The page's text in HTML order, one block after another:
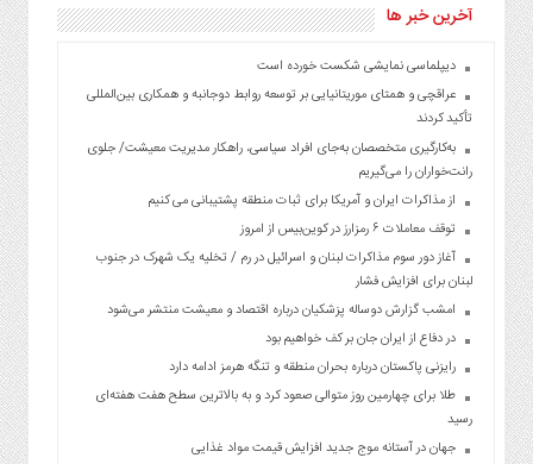
آخرین خبر ها
دیپلماسی نمایشی شکست خورده است
عراقچی و همتای موریتانیایی بر توسعه روابط دوجانبه و همکاری بین‌المللی
تأکید کردند
به‌کارگیری متخصصان به‌جای افراد سیاسی، راهکار مدیریت معیشت/ جلوی
رانت‌خواران را می‌گیریم
از مذاکرات ایران و آمریکا برای ثبات منطقه پشتیبانی می کنیم
توقف معاملات ۶ رمزارز در کوین‌بیس از امروز
آغاز دور سوم مذاکرات لبنان و اسرائیل در رم / تخلیه یک شهرک در جنوب
لبنان برای افزایش فشار
امشب گزارش دوساله پزشکیان درباره اقتصاد و معیشت منتشر می‌شود
در دفاع از ایران جان بر کف خواهیم بود
رایزنی پاکستان درباره بحران منطقه و تنگه هرمز ادامه دارد
طلا برای چهارمین روز متوالی صعود کرد و به بالاترین سطح هفت هفته‌ای
رسید
جهان در آستانه موج جدید افزایش قیمت مواد غذایی